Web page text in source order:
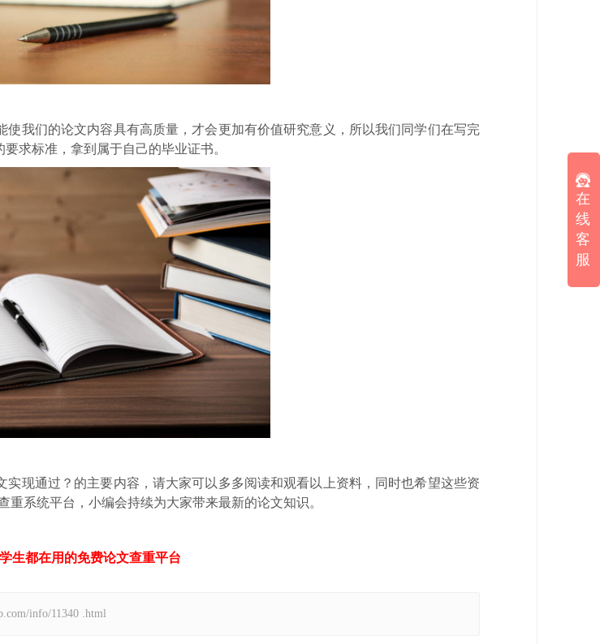
我们的论文内容具有高质量，才会更加有价值研究意义，所以我们同学们在写完
求标准，拿到属于自己的毕业证书。
现通过？的主要内容，请大家可以多多阅读和观看以上资料，同时也希望这些资
重系统平台，小编会持续为大家带来最新的论文知识。
生都在用的免费论文查重平台
info/11340 .html
在
线
客
服